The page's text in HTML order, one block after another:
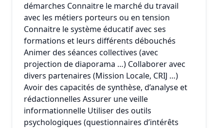
démarches Connaitre le marché du travail
avec les métiers porteurs ou en tension
Connaitre le système éducatif avec ses
formations et leurs différents débouchés
Animer des séances collectives (avec
projection de diaporama …) Collaborer avec
divers partenaires (Mission Locale, CRIJ …)
Avoir des capacités de synthèse, d’analyse et
rédactionnelles Assurer une veille
informationnelle Utiliser des outils
psychologiques (questionnaires d’intérêts